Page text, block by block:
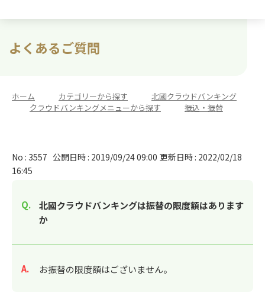
よくあるご質問
ホーム カテゴリーから探す
北國クラウドバンキング
クラウドバンキングメニューから探す 振込・振替
No : 3557 公開日時 : 2019/09/24 09:00 更新日時 : 2022/02/18
16:45
北國クラウドバンキングは振替の限度額はあります
か
回答
お振替の限度額はございません。